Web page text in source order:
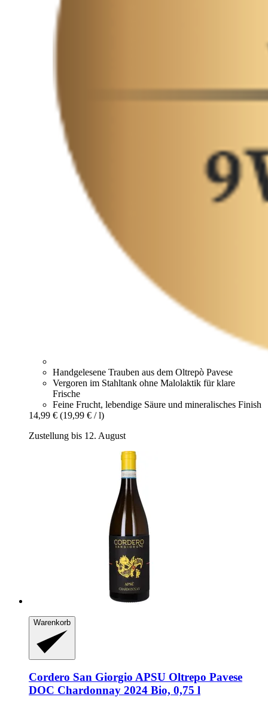
Handgelesene Trauben aus dem Oltrepò Pavese
Vergoren im Stahltank ohne Malolaktik für klare
Frische
Feine Frucht, lebendige Säure und mineralisches Finish
14,99 € (19,99 € / l)
Zustellung bis 12. August
Warenkorb
Cordero San Giorgio APSU Oltrepo Pavese
DOC Chardonnay 2024 Bio, 0,75 l